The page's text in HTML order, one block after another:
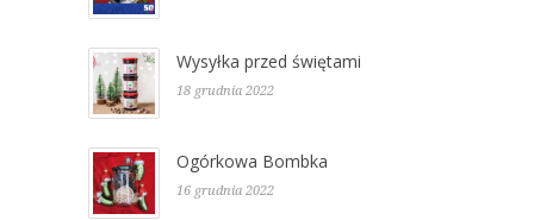
Wysyłka przed świętami
18 grudnia 2022
Ogórkowa Bombka
16 grudnia 2022